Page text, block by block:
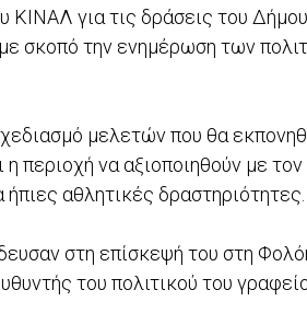
ΚΙΝΑΛ για τις δράσεις του
σκοπό την ενημέρωση των
μελετών που θα
η περιοχή να αξιοποιηθούν με
αθλητικές δραστηριότητες.
στη επίσκεψή του στη
του πολιτικού του